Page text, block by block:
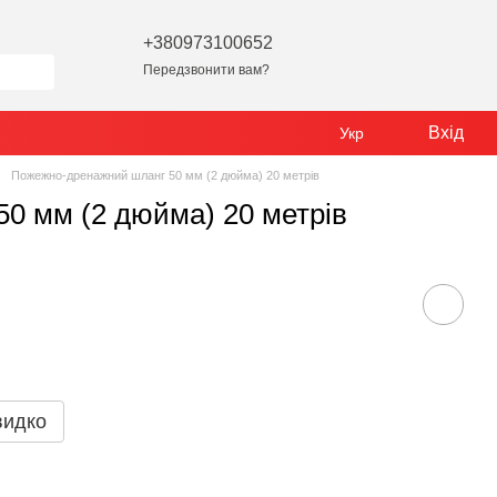
+380973100652
Передзвонити вам?
Укр Вхід
Пожежно-дренажний шланг 50 мм (2 дюйма) 20 метрів
мм (2 дюйма) 20 метрів